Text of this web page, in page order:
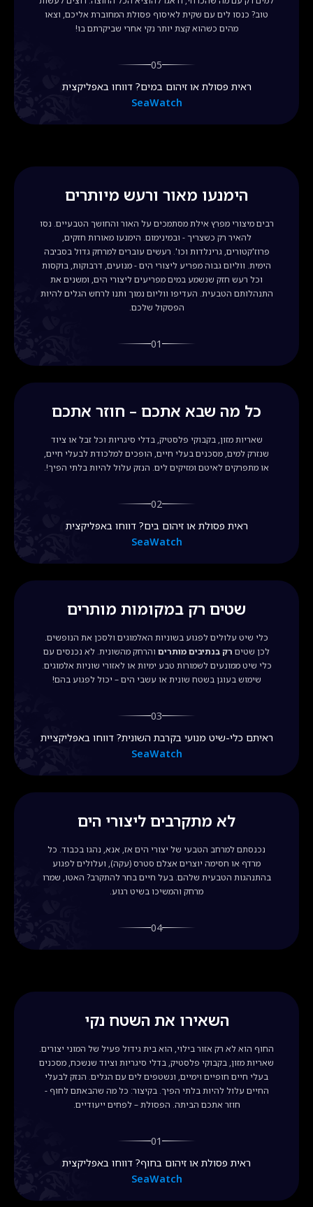
טוב? כנסו לים עם שקית לאיסוף פסולת המחוברת אליכם, וצאו
מהים כשהוא קצת יותר נקי אחרי שביקרתם בו!
05
ראית פסולת או זיהום במים? דווחו באפליקצית
SeaWatch
הימנעו מאור ורעש מיותרים
רבים מיצורי מפרץ אילת מסתמכים על האור והחושך הטבעיים. נסו
להאיר רק כשצריך - ובמינימום. הימנעו מאורות חזקים,
פרוז'קטורים, גרינלדות וכו'. רעשים עוברים למרחק גדול בסביבה
הימית. ווליום גבוה מפריע ליצורי הים - מנועים, דרבוקות, בוקסות
וכל רעש חזק שנשמע במים מפריעים ליצורי הים, ומשנים את
התנהלותם הטבעית. העדיפו ווליום נמוך ותנו לרחש הגלים להיות
הפסקול שלכם.
01
כל מה שבא אתכם – חוזר אתכם
שאריות מזון, בקבוקי פלסטיק, בדלי סיגריות וכל זבל או ציוד
שנזרק למים, מסכנים בעלי חיים, הופכים למלכודת לבעלי חיים,
או מתפרקים לאיטם ומזיקים לים. הנזק עלול להיות בלתי הפיך!.
02
ראית פסולת או זיהום בים? דווחו באפליקצית
SeaWatch
שטים רק במקומות מותרים
כלי שיט עלולים לפגוע בשוניות האלמוגים ולסכן את הנופשים.
לכן שטים רק בנתיבים מותרים והרחק מהשונית. לא נכנסים עם
כלי שיט ממונעים לשמורות טבע ימיות או לאזורי שוניות אלמוגים.
שימוש בעוגן בשטח שונית או עשבי הים – יכול לפגוע בהם!
03
ראיתם כלי-שיט מנועי בקרבת השונית? דווחו באפליקציית
SeaWatch
לא מתקרבים ליצורי הים
נכנסתם למרחב הטבעי של יצורי הים אז, אנא, נהגו בכבוד. כל
מרדף או חסימה יוצרים אצלם סטרס (עקה), ועלולים לפגוע
בהתנהגות הטבעית שלהם. בעל חיים בחר להתקרב? האטו, שמרו
מרחק והמשיכו בשיט רגוע.
04
השאירו את השטח נקי
החוף הוא לא רק אזור בילוי, הוא בית גידול פעיל של המוני יצורים.
שאריות מזון, בקבוקי פלסטיק, בדלי סיגריות וציוד שנשכח, מסכנים
בעלי חיים חופיים וימיים, ונשטפים לים עם הגלים. הנזק לבעלי
החיים עלול להיות בלתי הפיך. בקיצור: כל מה שהבאתם לחוף -
חוזר אתכם הביתה. הפסולת – לפחים ייעודיים.
01
ראית פסולת או זיהום בחוף? דווחו באפליקצית
SeaWatch